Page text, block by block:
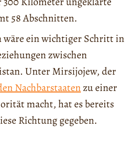
58 Abschnitten.
wäre ein wichtiger Schritt in
zwischen
Unter Mirsijojew, der
Nachbarstaatenzu einer
macht, hat es bereits
Richtung gegeben.